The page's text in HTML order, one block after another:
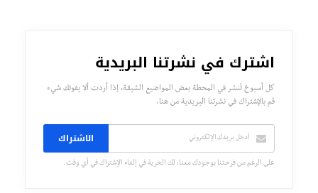
اشترك في نشرتنا البريدية
كل أسبوع تُنشر في المحطة بعض المواضيع الشيقة، إذا أردت ألا يفوتك شيء
قم بالإشتراك في نشرتنا البريدية من هنا.
الاشتراك
على الرغم من فرحتنا بوجودك معنا، لك الحرية في إلغاء الإشتراك في أي وقت.